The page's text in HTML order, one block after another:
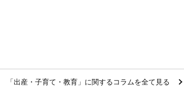
「出産・子育て・教育」に関するコラムを全て見る